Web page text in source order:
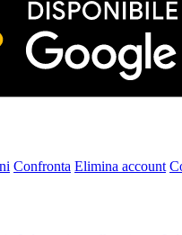
Confronta Elimina account